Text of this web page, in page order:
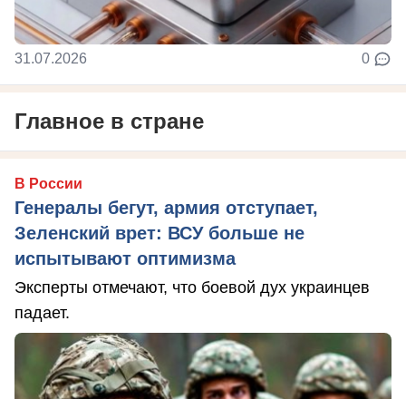
31.07.2026 0
Главное в стране
В России
Генералы бегут, армия отступает,
Зеленский врет: ВСУ больше не
испытывают оптимизма
Эксперты отмечают, что боевой дух украинцев
падает.